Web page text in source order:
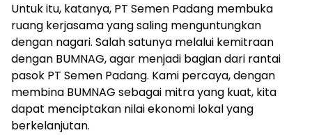
Untuk itu, katanya, PT Semen Padang membuka
ruang kerjasama yang saling menguntungkan
dengan nagari. Salah satunya melalui kemitraan
dengan BUMNAG, agar menjadi bagian dari rantai
pasok PT Semen Padang. Kami percaya, dengan
membina BUMNAG sebagai mitra yang kuat, kita
dapat menciptakan nilai ekonomi lokal yang
berkelanjutan.